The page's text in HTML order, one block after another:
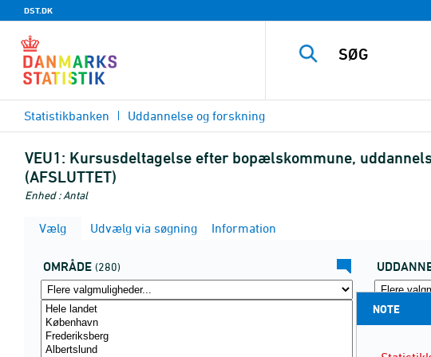
DST.DK
Statistikbanken Uddannelse og forskning
VEU1: Kursusdeltagelse efter bopælskommune,
(AFSLUTTET)
Enhed : Antal
Vælg Udvælg via søgning Information
OMRÅDE (280)
NOTE